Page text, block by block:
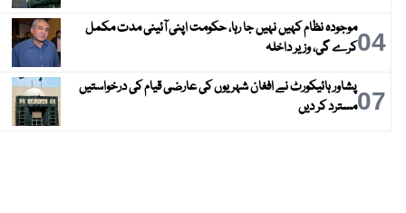
04موجودہ نظام کہیں نہیں جا رہا، حکومت اپنی آئینی مدت مکمل
کرے گی، وزیر داخلہ
07پشاور ہائیکورٹ نے افغان شہریوں کی عارضی قیام کی درخواستیں
مسترد کر دیں